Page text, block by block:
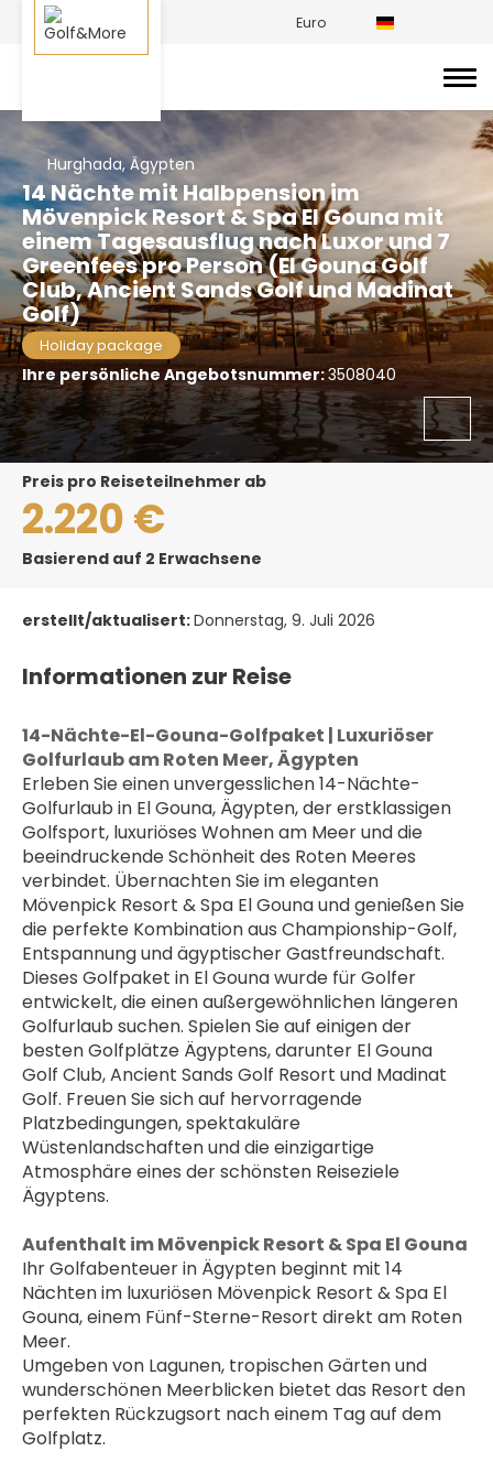
Euro
Hurghada, Ägypten
14 Nächte mit Halbpension im
Mövenpick Resort & Spa El Gouna mit
einem Tagesausflug nach Luxor und 7
Greenfees pro Person (El Gouna Golf
Club, Ancient Sands Golf und Madinat
Golf)
Holiday package
Ihre persönliche Angebotsnummer:3508040
Preis pro Reiseteilnehmer ab
2.220 €
Basierend auf 2 Erwachsene
erstellt/aktualisert:Donnerstag, 9. Juli 2026
Informationen zur Reise
﻿14-Nächte-El-Gouna-Golfpaket | Luxuriöser
Golfurlaub am Roten Meer, Ägypten
Erleben Sie einen unvergesslichen 14-Nächte-
Golfurlaub in El Gouna, Ägypten, der erstklassigen
Golfsport, luxuriöses Wohnen am Meer und die
beeindruckende Schönheit des Roten Meeres
verbindet. Übernachten Sie im eleganten
Mövenpick Resort & Spa El Gouna und genießen Sie
die perfekte Kombination aus Championship-Golf,
Entspannung und ägyptischer Gastfreundschaft.
Dieses Golfpaket in El Gouna wurde für Golfer
entwickelt, die einen außergewöhnlichen längeren
Golfurlaub suchen. Spielen Sie auf einigen der
besten Golfplätze Ägyptens, darunter El Gouna
Golf Club, Ancient Sands Golf Resort und Madinat
Golf. Freuen Sie sich auf hervorragende
Platzbedingungen, spektakuläre
Wüstenlandschaften und die einzigartige
Atmosphäre eines der schönsten Reiseziele
Ägyptens.
Aufenthalt im Mövenpick Resort & Spa El Gouna
Ihr Golfabenteuer in Ägypten beginnt mit 14
Nächten im luxuriösen Mövenpick Resort & Spa El
Gouna, einem Fünf-Sterne-Resort direkt am Roten
Meer.
Umgeben von Lagunen, tropischen Gärten und
wunderschönen Meerblicken bietet das Resort den
perfekten Rückzugsort nach einem Tag auf dem
Golfplatz.